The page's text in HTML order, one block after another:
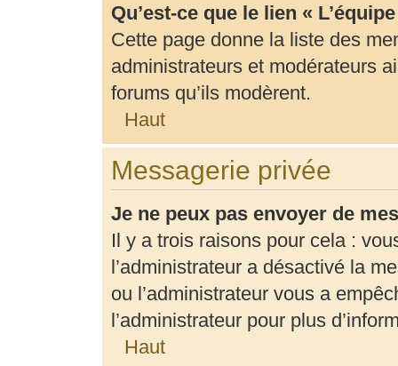
Qu’est-ce que le lien «
Cette page donne la liste des
administrateurs et modérateurs
forums qu’ils modèrent.
Haut
Messagerie privée
Je ne peux pas envoyer de
Il y a trois raisons pour cela :
l’administrateur a désactivé la
ou l’administrateur vous a
l’administrateur pour plus
Haut